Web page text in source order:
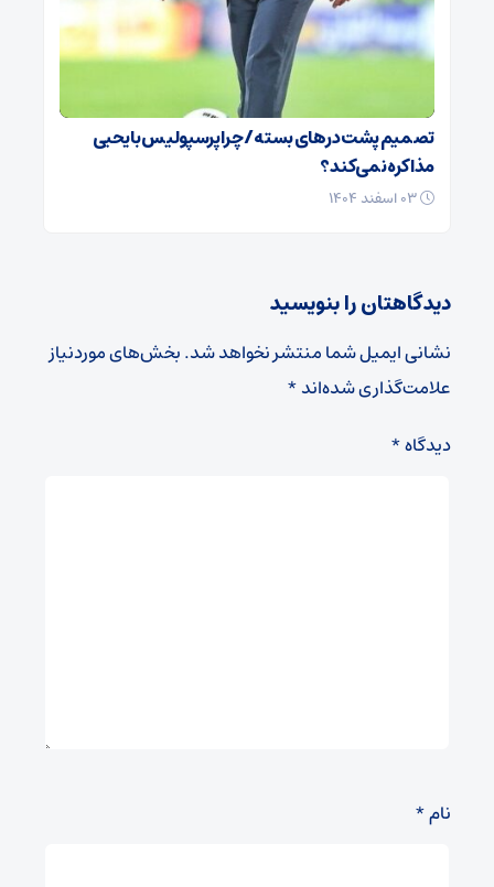
تصمیم پشت در‌های بسته / چرا پرسپولیس با یحیی
مذاکره نمی‌کند؟
دیدگاهتان را بنویسید
نشانی ایمیل شما منتشر نخواهد شد.بخش‌های موردنیاز
علامت‌گذاری شده‌اند*
دیدگاه*
نام*